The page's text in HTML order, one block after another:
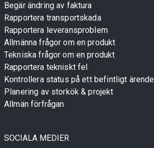
Begär ändring av faktura
Rapportera transportskada
Rapportera leveransproblem
Allmänna frågor om en produkt
Tekniska frågor om en produkt
Rapportera tekniskt fel
Kontrollera status på ett befintligt ärende
Planering av storkök & projekt
Allmän förfrågan
SOCIALA MEDIER